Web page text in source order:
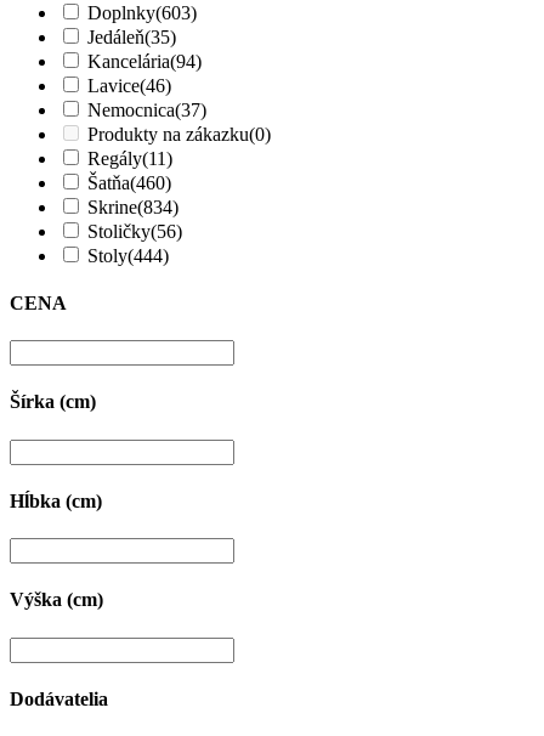
Doplnky(603)
Jedáleň(35)
Kancelária(94)
Lavice(46)
Nemocnica(37)
Produkty na zákazku(0)
Regály(11)
Šatňa(460)
Skrine(834)
Stoličky(56)
Stoly(444)
CENA
Šírka (cm)
Hĺbka (cm)
Výška (cm)
Dodávatelia